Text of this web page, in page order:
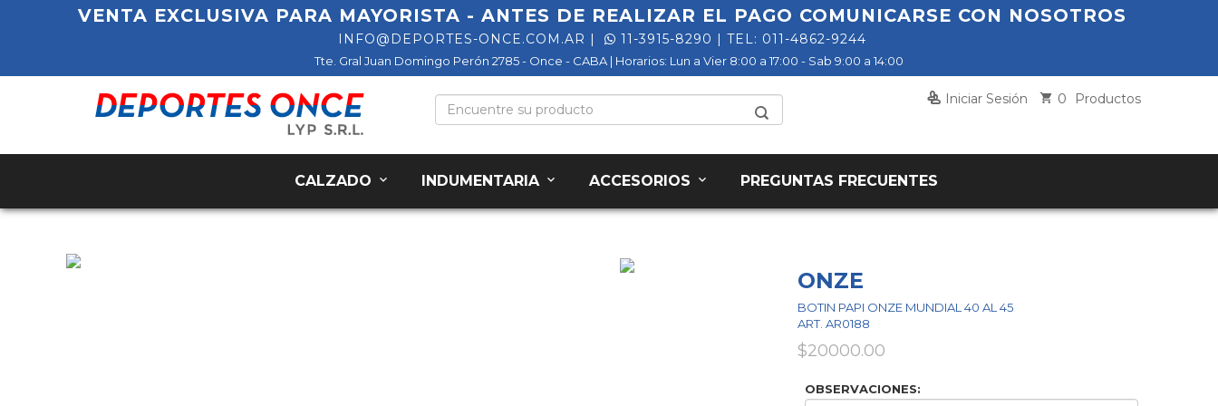
VENTA EXCLUSIVA PARA MAYORISTA - ANTES DE REALIZAR EL PAGO COMUNICARSE CON NOSOTROS
INFO@DEPORTES-ONCE.COM.AR | 11-3915-8290 | TEL: 011-4862-9244
Tte. Gral Juan Domingo Perón 2785 - Once - CABA | Horarios: Lun a Vier 8:00 a 17:00 - Sab 9:00 a 14:00
Iniciar Sesión 0 Productos
CALZADO INDUMENTARIA ACCESORIOS PREGUNTAS FRECUENTES
ONZE
BOTIN PAPI ONZE MUNDIAL 40 AL 45
ART. AR0188
$20000.00
OBSERVACIONES: